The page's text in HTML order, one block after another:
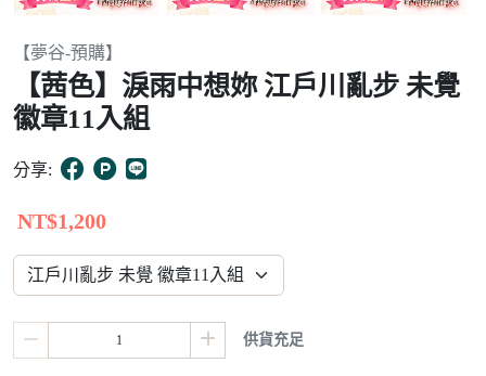
Item
of
12
【夢谷-預購】
【茜色】淚雨中想妳 江戶川亂步 未覺
徽章11入組
分享:
NT$1,200
供貨充足